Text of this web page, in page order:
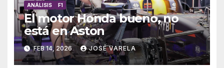
ANÁLISIS F1
El motor Honda bueno, no
está en Aston
FEB 14, 2026 JOSÉ VARELA